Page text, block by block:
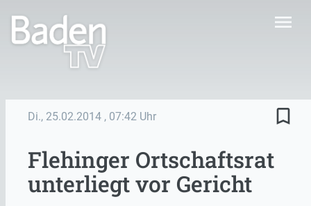
menu
Di., 25.02.2014 , 07:42 Uhr bookmark_border
Flehinger Ortschaftsrat
unterliegt vor Gericht